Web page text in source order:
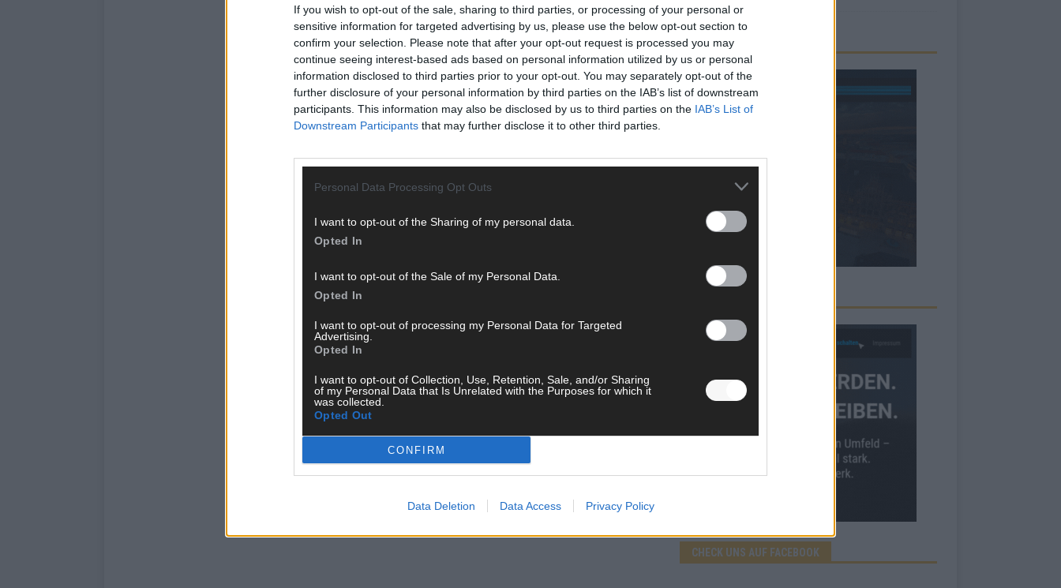
If you wish to opt-out of the sale, sharing to third parties, or processing of your personal or
sensitive information for targeted advertising by us, please use the below opt-out section to
confirm your selection. Please note that after your opt-out request is processed you may
continue seeing interest-based ads based on personal information utilized by us or personal
information disclosed to third parties prior to your opt-out. You may separately opt-out of the
further disclosure of your personal information by third parties on the IAB’s list of downstream
participants. This information may also be disclosed by us to third parties on the IAB’s List of
Downstream Participants that may further disclose it to other third parties.
Personal Data Processing Opt Outs
I want to opt-out of the Sharing of my personal data.
Opted In
I want to opt-out of the Sale of my Personal Data.
Opted In
I want to opt-out of processing my Personal Data for Targeted
Advertising.
Opted In
I want to opt-out of Collection, Use, Retention, Sale, and/or Sharing
of my Personal Data that Is Unrelated with the Purposes for which it
was collected.
Opted Out
CONFIRM
Data Deletion Data Access Privacy Policy
AD
CHECK UNS AUF FACEBOOK